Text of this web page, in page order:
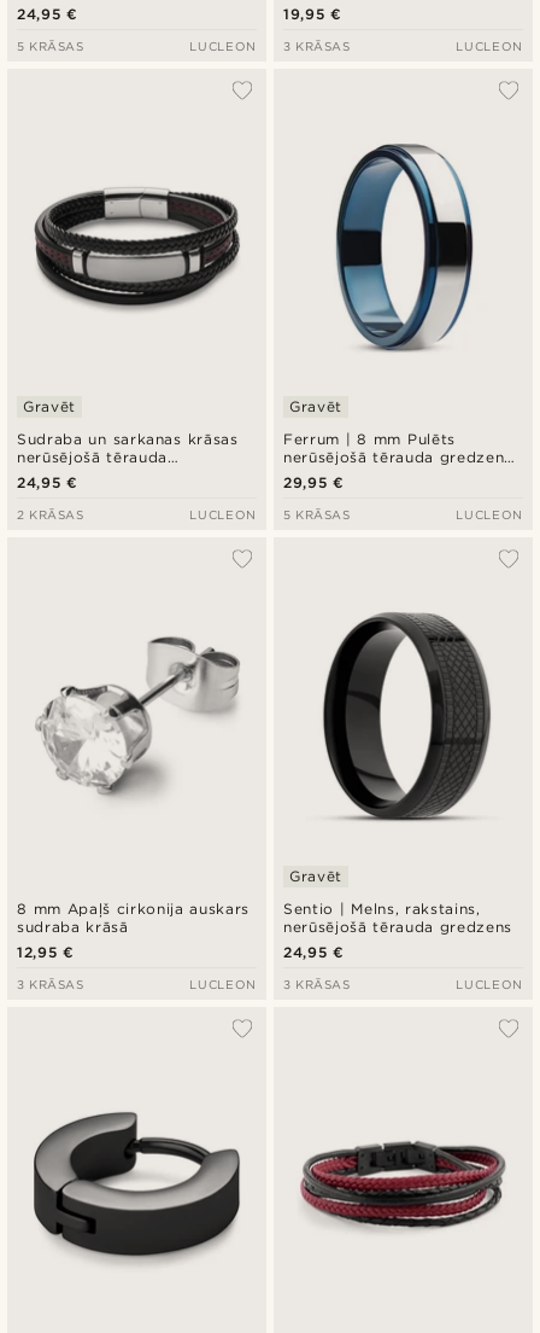
24,95 €
5 KRĀSAS LUCLEON
19,95 €
3 KRĀSAS LUCLEON
Sudraba un sarkanas krāsas
nerūsējošā tērauda
rokassprādze ID
Gravēt
24,95 €
2 KRĀSAS LUCLEON
Ferrum | 8 mm Pulēts
nerūsējošā tērauda gredzens
zilā un sudraba krāsā
Gravēt
29,95 €
5 KRĀSAS LUCLEON
8 mm Apaļš cirkonija auskars
sudraba krāsā
12,95 €
3 KRĀSAS LUCLEON
Sentio | Melns, rakstains,
nerūsējošā tērauda gredzens
Gravēt
24,95 €
3 KRĀSAS LUCLEON